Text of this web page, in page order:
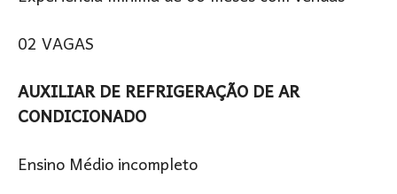
02 VAGAS
AUXILIAR DE REFRIGERAÇÃO DE AR
CONDICIONADO
Ensino Médio incompleto